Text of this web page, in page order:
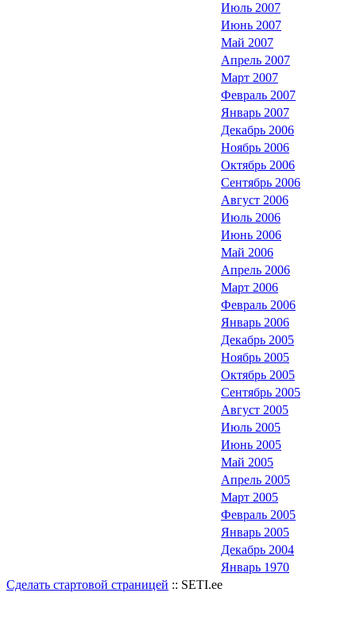
Июль 2007
Июнь 2007
Май 2007
Апрель 2007
Март 2007
Февраль 2007
Январь 2007
Декабрь 2006
Ноябрь 2006
Октябрь 2006
Сентябрь 2006
Август 2006
Июль 2006
Июнь 2006
Май 2006
Апрель 2006
Март 2006
Февраль 2006
Январь 2006
Декабрь 2005
Ноябрь 2005
Октябрь 2005
Сентябрь 2005
Август 2005
Июль 2005
Июнь 2005
Май 2005
Апрель 2005
Март 2005
Февраль 2005
Январь 2005
Декабрь 2004
Январь 1970
Сделать стартовой страницей :: SETI.ee